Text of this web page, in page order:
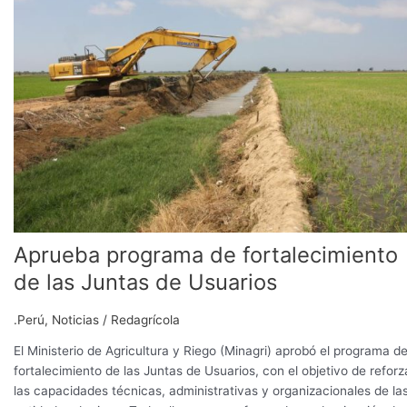
Aprueba programa de fortalecimiento
de las Juntas de Usuarios
.Perú, Noticias / Redagrícola
El Ministerio de Agricultura y Riego (Minagri) aprobó el programa de
fortalecimiento de las Juntas de Usuarios, con el objetivo de
las capacidades técnicas, administrativas y organizacionales de
las
de
Usuarios